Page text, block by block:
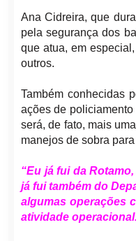
Ana Cidreira, que
pela segurança dos
que atua, em
outros.
Também conhecidas
ações de
será, de fato, mais
manejos de sobra
“Eu já fui da
já fui também do
algumas operações
atividade